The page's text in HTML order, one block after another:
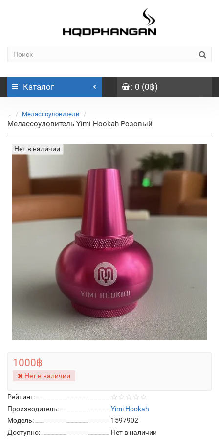
Каталог : 0 (0฿)
... Мелассоуловители
Мелассоуловитель Yimi Hookah Розовый
Нет в наличии
Рейтинг:
Производитель:
Yimi Hookah
Модель:
1597902
Доступно:
Нет в наличии
1000฿
Нет в наличии